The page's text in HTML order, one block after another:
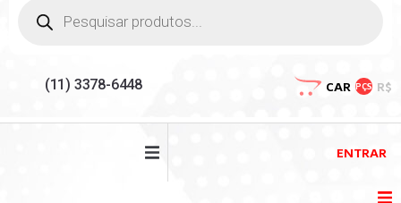
(11) 3378-6448 CAR PÇS R$
ENTRAR